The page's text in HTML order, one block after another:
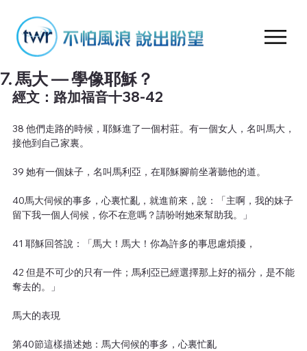
7. 馬大 — 學像耶穌？
經文：路加福音十38-42
38 他們走路的時候，耶穌進了一個村莊。有一個女人，名叫馬大，
接他到自己家裏。
39 她有一個妹子，名叫馬利亞，在耶穌腳前坐著聽他的道。
40馬大伺候的事多，心裏忙亂，就進前來，說：「主啊，我的妹子
留下我一個人伺候，你不在意嗎？請吩咐她來幫助我。」
41 耶穌回答說：「馬大！馬大！你為許多的事思慮煩擾，
42 但是不可少的只有一件；馬利亞已經選擇那上好的福分，是不能
奪去的。」
馬大的表現
第40節這樣描述她：馬大伺候的事多，心裏忙亂